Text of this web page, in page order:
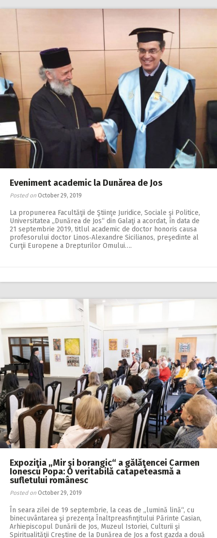
Eveniment academic la Dunărea de Jos
Posted on October 29, 2019
La propunerea Facultăţii de Ştiinţe Juridice, Sociale şi Politice,
Universitatea „Dunărea de Jos“ din Galaţi a acordat, în data de
21 septembrie 2019, titlul academic de doctor honoris causa
profesorului doctor Linos‑Alexandre Sicilianos, preşedinte al
Curţii Europene a Drepturilor Omului….
Expoziţia „Mir şi borangic“ a gălăţencei Carmen
Ionescu Popa: O veritabilă catapeteasmă a
sufletului românesc
Posted on October 29, 2019
În seara zilei de 19 septembrie, la ceas de „lumină lină“, cu
binecuvântarea şi prezenţa Înaltpreasfinţitului Părinte Casian,
Arhiepiscopul Dunării de Jos, Muzeul Istoriei, Culturii şi
Spiritualităţii Creştine de la Dunărea de Jos a fost gazda a două